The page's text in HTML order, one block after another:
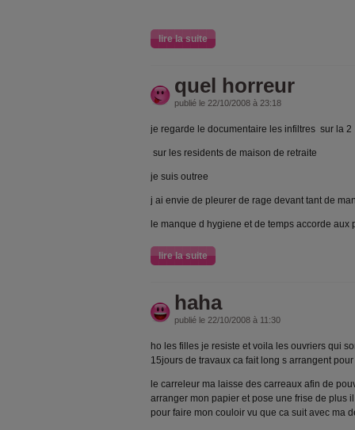
lire la suite
quel horreur
publié le 22/10/2008 à 23:18
je regarde le documentaire les infiltres sur la 2
sur les residents de maison de retraite
je suis outree
j ai envie de pleurer de rage devant tant de
le manque d hygiene et de temps accorde aux
lire la suite
haha
publié le 22/10/2008 à 11:30
ho les filles je resiste et voila les ouvriers qui
15jours de travaux ca fait long s arrangent
le carreleur ma laisse des carreaux afin de
arranger mon papier et pose une frise de plus
pour faire mon couloir vu que ca suit avec ma